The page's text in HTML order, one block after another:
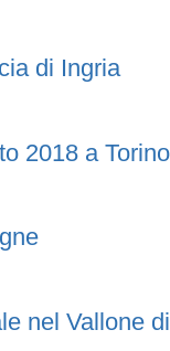
di Ingria
2018 a Torino
nel Vallone